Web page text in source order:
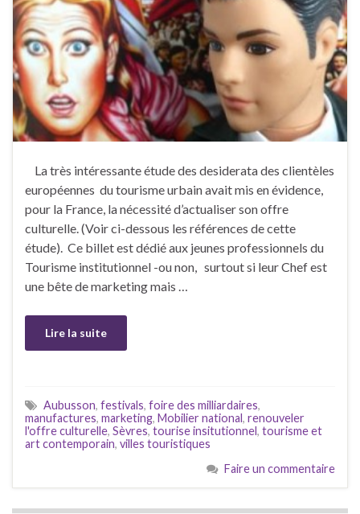
La très intéressante étude des desiderata des clientèles
européennes du tourisme urbain avait mis en évidence,
pour la France, la nécessité d’actualiser son offre
culturelle. (Voir ci-dessous les références de cette
étude). Ce billet est dédié aux jeunes professionnels du
Tourisme institutionnel -ou non, surtout si leur Chef est
une bête de marketing mais …
Lire la suite
Aubusson, festivals, foire des milliardaires,
manufactures, marketing, Mobilier national, renouveler
l'offre culturelle, Sèvres, tourise insitutionnel, tourisme et
art contemporain, villes touristiques
Faire un commentaire